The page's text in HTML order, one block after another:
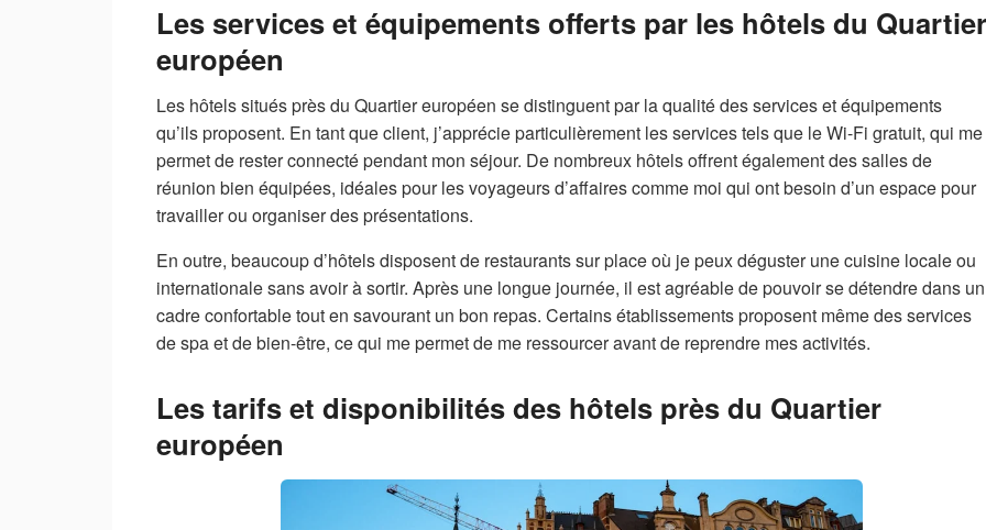
Les services et équipements offerts par les hôtels du Quartier
européen
Les hôtels situés près du Quartier européen se distinguent par la qualité des services et équipements
qu’ils proposent. En tant que client, j’apprécie particulièrement les services tels que le Wi-Fi gratuit, qui me
permet de rester connecté pendant mon séjour. De nombreux hôtels offrent également des salles de
réunion bien équipées, idéales pour les voyageurs d’affaires comme moi qui ont besoin d’un espace pour
travailler ou organiser des présentations.
En outre, beaucoup d’hôtels disposent de restaurants sur place où je peux déguster une cuisine locale ou
internationale sans avoir à sortir. Après une longue journée, il est agréable de pouvoir se détendre dans un
cadre confortable tout en savourant un bon repas. Certains établissements proposent même des services
de spa et de bien-être, ce qui me permet de me ressourcer avant de reprendre mes activités.
Les tarifs et disponibilités des hôtels près du Quartier
européen